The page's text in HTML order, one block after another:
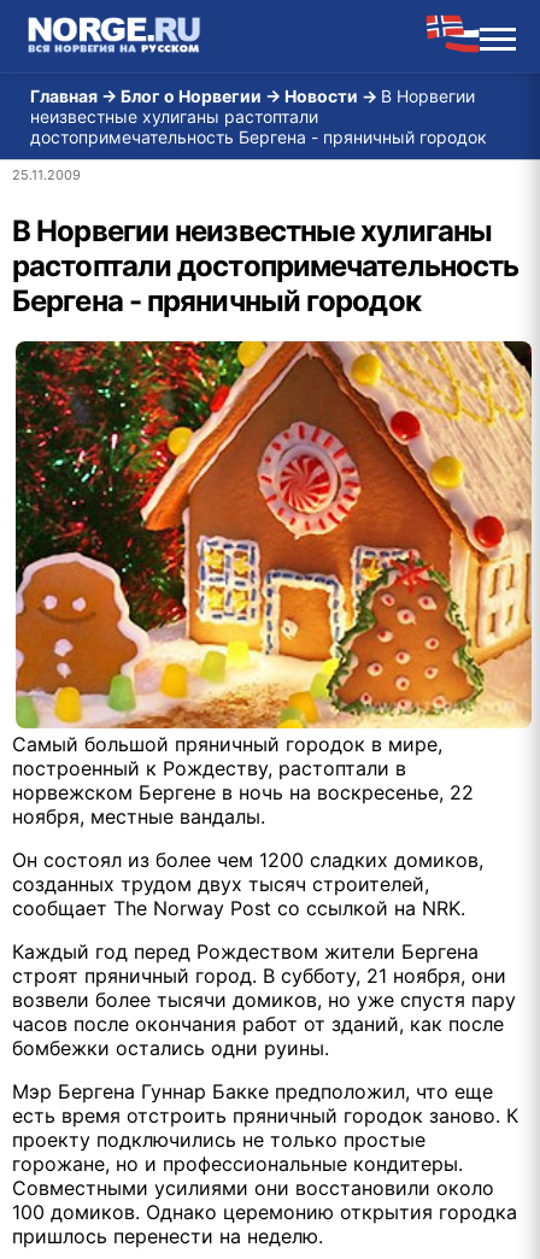
Главная → Блог о Норвегии → Новости → В Норвегии
неизвестные хулиганы растоптали
достопримечательность Бергена - пряничный городок
25.11.2009
В Норвегии неизвестные хулиганы
растоптали достопримечательность
Бергена - пряничный городок
Самый большой пряничный городок в мире,
построенный к Рождеству, растоптали в
норвежском Бергене в ночь на воскресенье, 22
ноября, местные вандалы.
Он состоял из более чем 1200 сладких домиков,
созданных трудом двух тысяч строителей,
сообщает The Norway Post со ссылкой на NRK.
Каждый год перед Рождеством жители Бергена
строят пряничный город. В субботу, 21 ноября, они
возвели более тысячи домиков, но уже спустя пару
часов после окончания работ от зданий, как после
бомбежки остались одни руины.
Мэр Бергена Гуннар Бакке предположил, что еще
есть время отстроить пряничный городок заново. К
проекту подключились не только простые
горожане, но и профессиональные кондитеры.
Совместными усилиями они восстановили около
100 домиков. Однако церемонию открытия городка
пришлось перенести на неделю.